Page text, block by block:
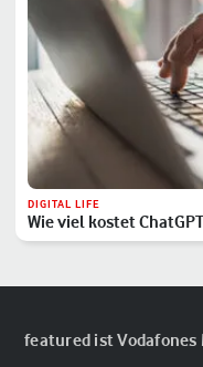
DIGITAL LIFE
Wie viel kostet
featured ist